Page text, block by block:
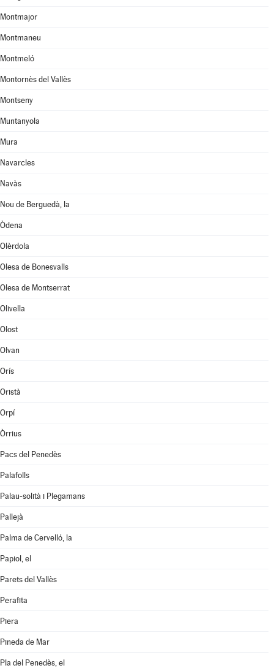
Montmajor
Montmaneu
Montmeló
Montornès del Vallès
Montseny
Muntanyola
Mura
Navarcles
Navàs
Nou de Berguedà, la
Òdena
Olèrdola
Olesa de Bonesvalls
Olesa de Montserrat
Olivella
Olost
Olvan
Orís
Oristà
Orpí
Òrrius
Pacs del Penedès
Palafolls
Palau-solità i Plegamans
Pallejà
Palma de Cervelló, la
Papiol, el
Parets del Vallès
Perafita
Piera
Pineda de Mar
Pla del Penedès, el